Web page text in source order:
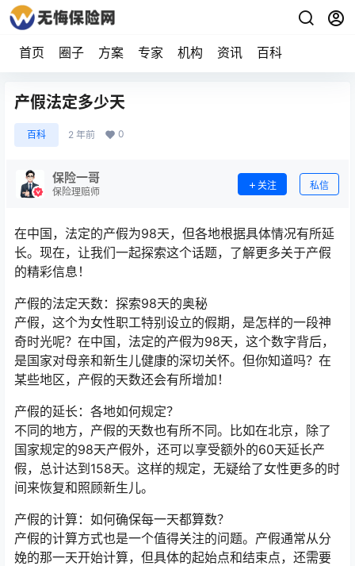
首页 圈子 方案 专家 机构 资讯 百科
产假法定多少天
百科 2 年前 0
保险一哥
保险理赔师
关注 私信
在中国，法定的产假为98天，但各地根据具体情况有所延
长。现在，让我们一起探索这个话题，了解更多关于产假
的精彩信息！
产假的法定天数：探索98天的奥秘
产假，这个为女性职工特别设立的假期，是怎样的一段神
奇时光呢？在中国，法定的产假为98天，这个数字背后，
是国家对母亲和新生儿健康的深切关怀。但你知道吗？在
某些地区，产假的天数还会有所增加！
产假的延长：各地如何规定？
不同的地方，产假的天数也有所不同。比如在北京，除了
国家规定的98天产假外，还可以享受额外的60天延长产
假，总计达到158天。这样的规定，无疑给了女性更多的时
间来恢复和照顾新生儿。
产假的计算：如何确保每一天都算数？
产假的计算方式也是一个值得关注的问题。产假通常从分
娩的那一天开始计算，但具体的起始点和结束点，还需要